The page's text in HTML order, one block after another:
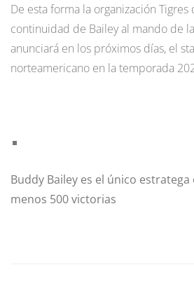
De esta forma la organización Tigres
continuidad de Bailey al mando de
anunciará en los próximos días, el
norteamericano en la temporada
Buddy Bailey es el único estratega
menos 500 victorias